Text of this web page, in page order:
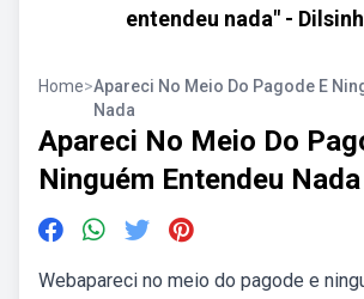
entendeu nada" -
Home>Apareci No Meio Do Pagode E
Nada
Apareci No Meio Do
Ninguém Entendeu Nada
Webapareci no meio do pagode e